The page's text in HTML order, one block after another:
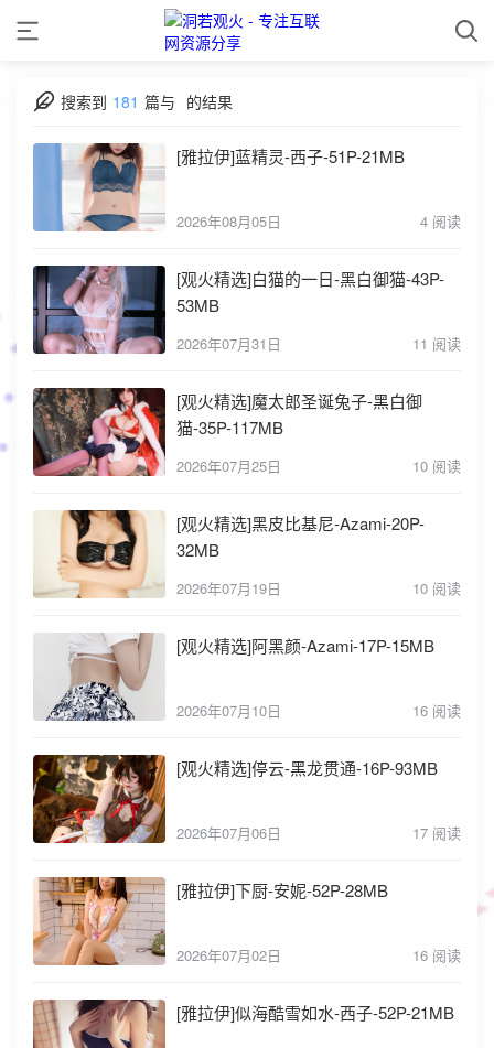
搜索到 181 篇与 的结果
[雅拉伊]蓝精灵-西子-51P-21MB
2026年08月05日 4 阅读
[观火精选]白猫的一日-黑白御猫-43P-
53MB
2026年07月31日 11 阅读
[观火精选]魔太郎圣诞兔子-黑白御
猫-35P-117MB
2026年07月25日 10 阅读
[观火精选]黑皮比基尼-Azami-20P-
32MB
2026年07月19日 10 阅读
[观火精选]阿黑颜-Azami-17P-15MB
2026年07月10日 16 阅读
[观火精选]停云-黑龙贯通-16P-93MB
2026年07月06日 17 阅读
[雅拉伊]下厨-安妮-52P-28MB
2026年07月02日 16 阅读
[雅拉伊]似海酷雪如水-西子-52P-21MB